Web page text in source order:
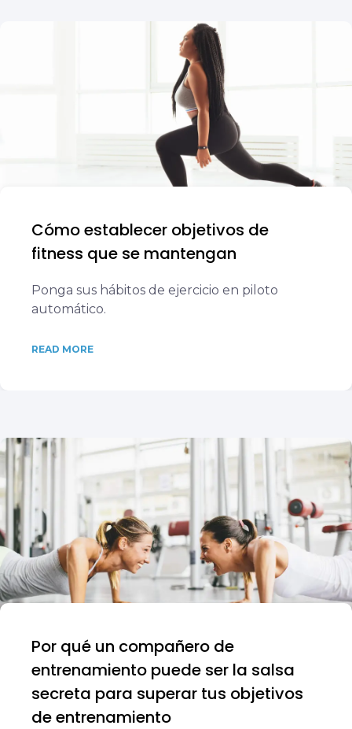
Cómo establecer objetivos de
fitness que se mantengan
Ponga sus hábitos de ejercicio en piloto
automático.
READ MORE
Por qué un compañero de
entrenamiento puede ser la salsa
secreta para superar tus objetivos
de entrenamiento